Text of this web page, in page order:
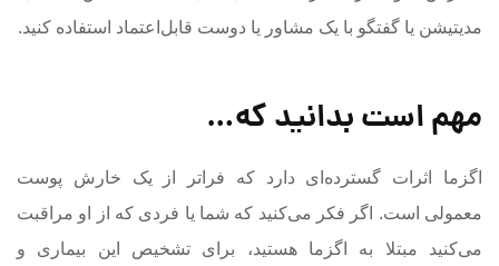
مدیتیشن یا گفتگو با یک مشاور یا دوست قابل‌اعتماد استفاده کنید.
مهم است بدانید که…
اگزما اثرات گسترده‌ای دارد که فراتر از یک خارش پوست
معمولی است. اگر فکر می‌کنید که شما یا فردی که از او مراقبت
می‌کنید مبتلا به اگزما هستید، برای تشخیص این بیماری و